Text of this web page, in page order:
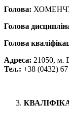
Голова:
Голова
Голова
Адреса: 21050, м.
Тел.: +38 (0432)